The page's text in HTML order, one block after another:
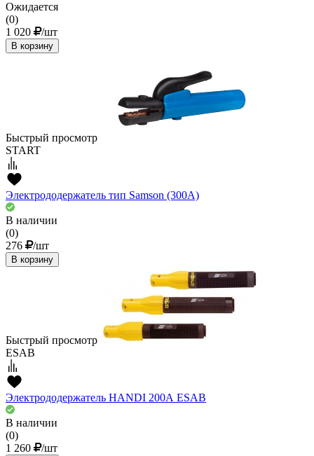
Ожидается
(0)
1 020
/шт
В корзину
Быстрый просмотр
START
Электрододержатель тип Samson (300А)
В наличии
(0)
276
/шт
В корзину
Быстрый просмотр
ESAB
Электрододержатель HANDI 200А ESAB
В наличии
(0)
1 260
/шт